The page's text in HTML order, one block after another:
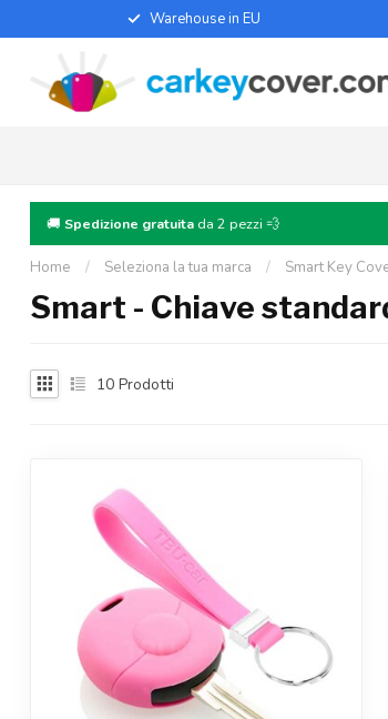
Warehouse in EU
🚚 Spedizione gratuita da 2 pezzi 💨
Home / Seleziona la tua marca / Smart Key
Smart - Chiave
10 Prodotti